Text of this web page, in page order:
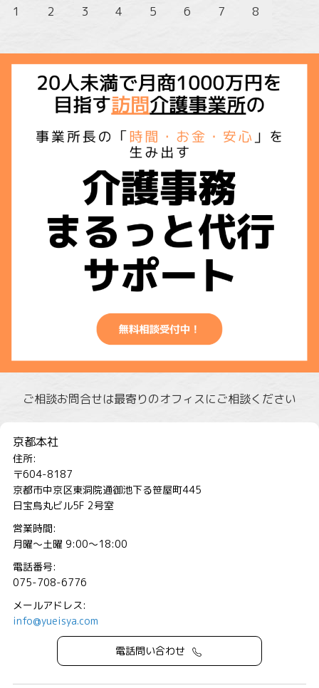
1 2 3 4 5 6 7 8
ご相談お問合せは最寄りのオフィスにご相談ください
京都本社
住所:
〒604-8187
京都市中京区東洞院通御池下る笹屋町445
日宝烏丸ビル5F 2号室
営業時間:
月曜～土曜 9:00～18:00
電話番号:
075-708-6776
メールアドレス:
info@yueisya.com
電話問い合わせ